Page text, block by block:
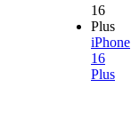
iPhone
16
Plus